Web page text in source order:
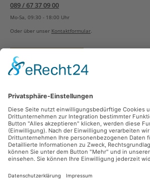
089 / 67 37 09 00
Mo-Sa, 09:30 - 18:00 Uhr
Oder über unser Kontaktformular.
Vertrag widerrufen
Zahlungsarten
Sicher Einkaufen
Ladengeschäft
Newsletter